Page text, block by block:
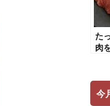
た
肉
今